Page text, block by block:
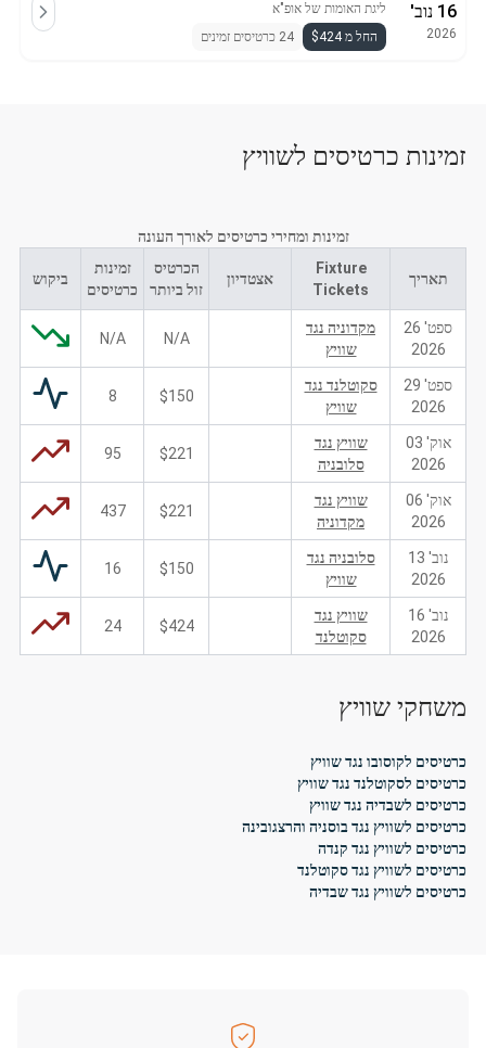
16 נוב'
2026
ליגת האומות של אופ"א
החל מ $424
24 כרטיסים זמינים
זמינות כרטיסים לשוויץ
זמינות ומחירי כרטיסים לאורך העונה
תאריך
Fixture
Tickets
אצטדיון
הכרטיס
זול ביותר
זמינות
כרטיסים
ביקוש
ספט' 26
2026
מקדוניה נגד
שוויץ
N/A
N/A
ספט' 29
2026
סקוטלנד נגד
שוויץ
$150
8
אוק' 03
2026
שוויץ נגד
סלובניה
$221
95
אוק' 06
2026
שוויץ נגד
מקדוניה
$221
437
נוב' 13
2026
סלובניה נגד
שוויץ
$150
16
נוב' 16
2026
שוויץ נגד
סקוטלנד
$424
24
משחקי שוויץ
כרטיסים לקוסובו נגד שוויץ
כרטיסים לסקוטלנד נגד שוויץ
כרטיסים לשבדיה נגד שוויץ
כרטיסים לשוויץ נגד בוסניה והרצגובינה
כרטיסים לשוויץ נגד קנדה
כרטיסים לשוויץ נגד סקוטלנד
כרטיסים לשוויץ נגד שבדיה